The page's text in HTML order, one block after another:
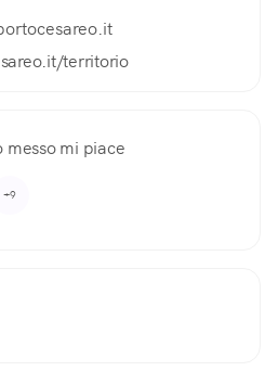
territorio
mi piace
+9